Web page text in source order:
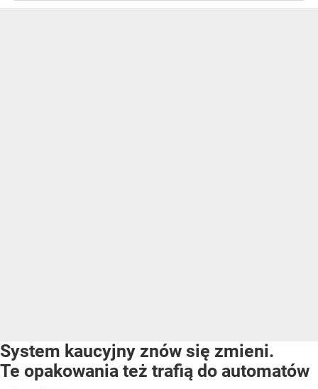
System kaucyjny znów się zmieni.
Te opakowania też trafią do automatów